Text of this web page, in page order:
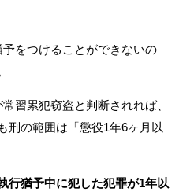
をつけることができないの
習累犯窃盗と判断されれば、
刑の範囲は「懲役1年6ヶ月以
行猶予中に犯した犯罪が1年以